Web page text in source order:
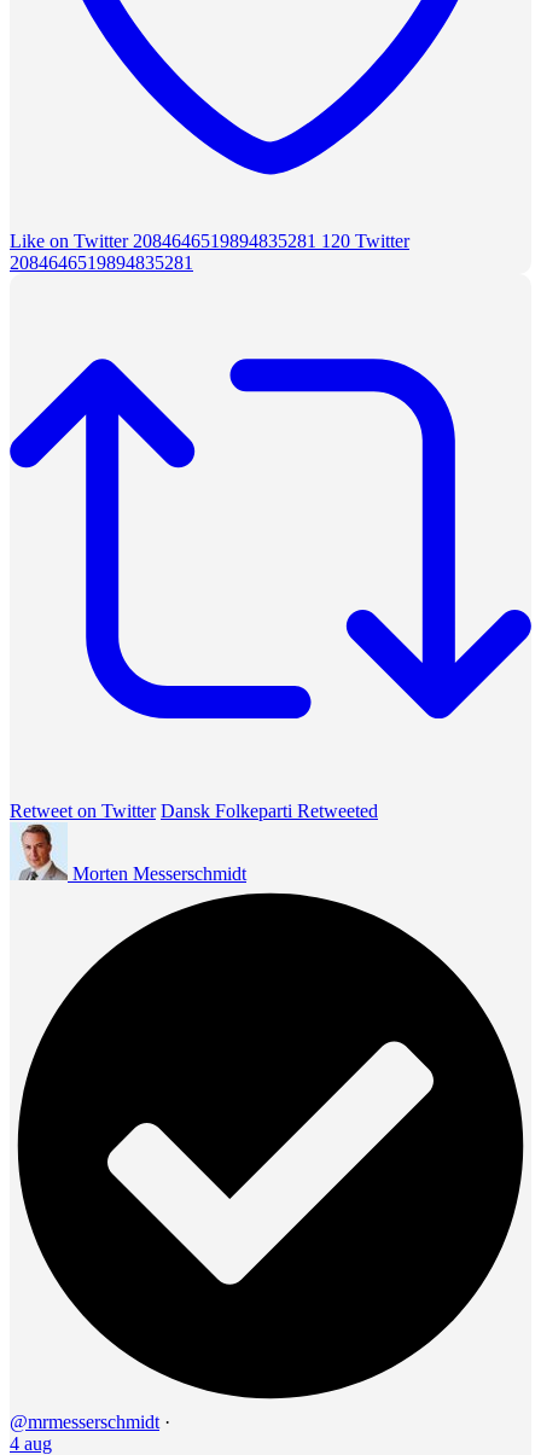
Like on Twitter 2084646519894835281 120 Twitter
2084646519894835281
Retweet on Twitter Dansk Folkeparti Retweeted
Morten Messerschmidt
@mrmesserschmidt ·
4 aug